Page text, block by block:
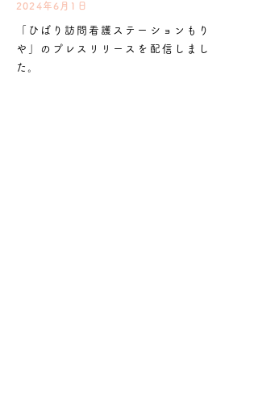
2024年6月1日
「ひばり訪問看護ステーションもり
や」のプレスリリースを配信しまし
た。